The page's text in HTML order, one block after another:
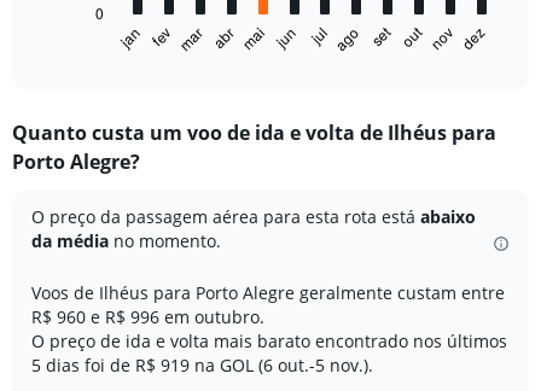
Range:
12
The
chart
has
Y
axis
displaying
values.
jan fev mar abr mai jun jul ago set out nov dez
0
Quanto custa um voo de ida e volta de Ilhéus para
Porto Alegre?
O preço da passagem aérea para esta rota está abaixo
da média no momento.
Voos de Ilhéus para Porto Alegre geralmente custam entre
R$ 960 e R$ 996 em outubro.
O preço de ida e volta mais barato encontrado nos últimos
5 dias foi de R$ 919 na GOL (6 out.-5 nov.).